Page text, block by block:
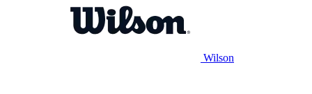
Wilson